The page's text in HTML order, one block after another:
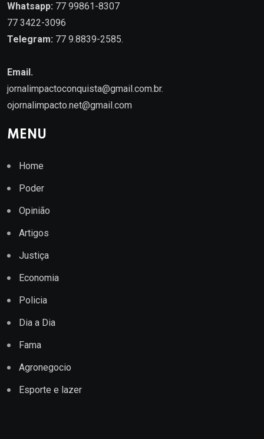
Whatsapp: 77 99861-8307
77 3422-3096
Telegram: 77 9.8839-2585.
Email.
jornalimpactoconquista@gmail.com.br.
ojornalimpacto.net@gmail.com
MENU
Home
Poder
Opinião
Artigos
Justiça
Economia
Policia
Dia a Dia
Fama
Agronegocio
Esporte e lazer